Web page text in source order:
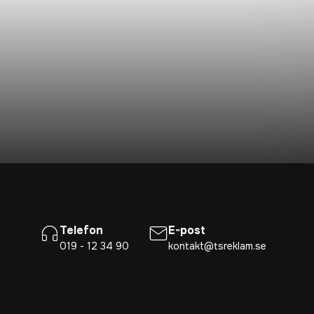
Telefon
019 - 12 34 90
E-post
kontakt@tsreklam.se